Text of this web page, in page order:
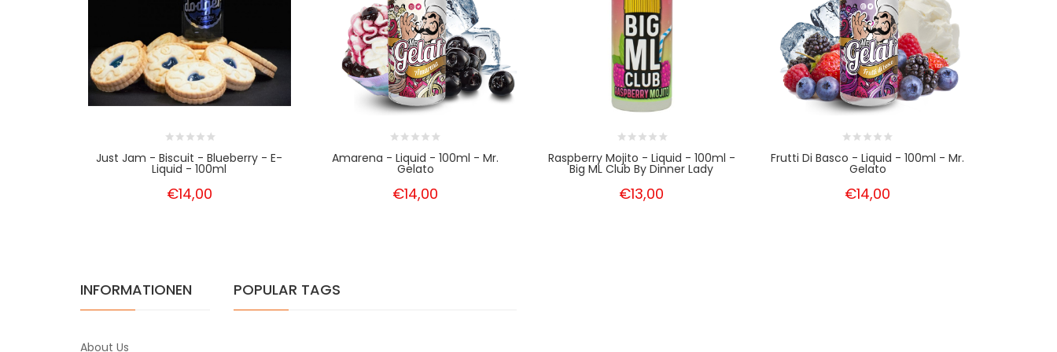
Just Jam - Biscuit - Blueberry - E-
Liquid - 100ml
€14,00
Amarena - Liquid - 100ml - Mr.
Gelato
€14,00
Raspberry Mojito - Liquid - 100ml -
Big ML Club By Dinner Lady
€13,00
Frutti Di Basco - Liquid - 100ml - Mr.
Gelato
€14,00
INFORMATIONEN
About Us
POPULAR TAGS